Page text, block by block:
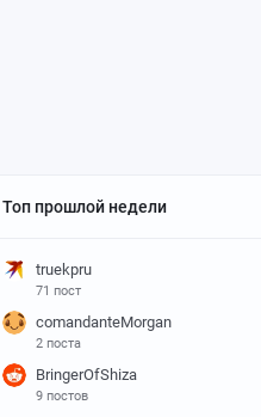
Топ прошлой недели
truekpru
71 пост
comandanteMorgan
2 поста
BringerOfShiza
9 постов